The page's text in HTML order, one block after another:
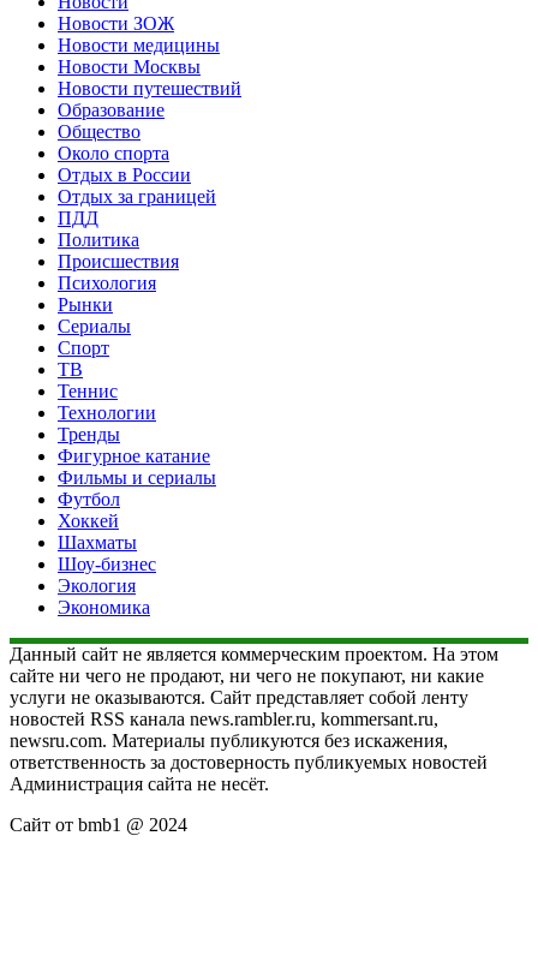
Новости ЗОЖ
Новости медицины
Новости Москвы
Новости путешествий
Образование
Общество
Около спорта
Отдых в России
Отдых за границей
ПДД
Политика
Происшествия
Психология
Рынки
Сериалы
Спорт
ТВ
Теннис
Технологии
Тренды
Фигурное катание
Фильмы и сериалы
Футбол
Хоккей
Шахматы
Шоу-бизнес
Экология
Экономика
Данный сайт не является коммерческим проектом. На этом
сайте ни чего не продают, ни чего не покупают, ни какие
услуги не оказываются. Сайт представляет собой ленту
новостей RSS канала news.rambler.ru, kommersant.ru,
newsru.com. Материалы публикуются без искажения,
ответственность за достоверность публикуемых новостей
Администрация сайта не несёт.
Сайт от bmb1 @ 2024